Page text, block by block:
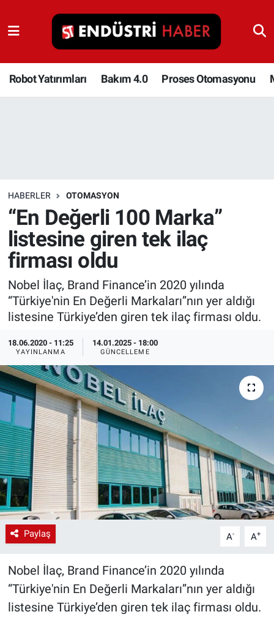
Robot Yatırımları Bakım 4.0 Proses Otomasyonu
HABERLER OTOMASYON
“En Değerli 100 Marka”
listesine giren tek ilaç
firması oldu
Nobel İlaç, Brand Finance’in 2020 yılında
“Türkiye'nin En Değerli Markaları”nın yer aldığı
listesine Türkiye’den giren tek ilaç firması oldu.
18.06.2020 - 11:25
YAYINLANMA
14.01.2025 - 18:00
GÜNCELLEME
Paylaş A- A+
Nobel İlaç, Brand Finance’in 2020 yılında
“Türkiye'nin En Değerli Markaları”nın yer aldığı
listesine Türkiye’den giren tek ilaç firması oldu.
Robot Yatırımları
Bakım 4.0
Depolama Çözümleri
İnşaat ve Malzeme
HaberOrtak
EndüstriST
Enerjisini Üreten Fabrikalar
Endüstri 4.0 Uygulamaları
Ağır Sanayi Çözümleri